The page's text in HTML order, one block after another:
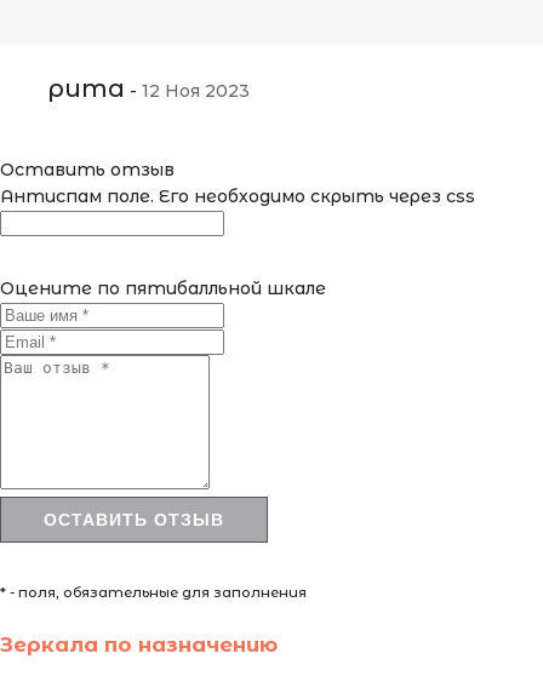
рита - 12 Ноя 2023
Оставить отзыв
Антиспам поле. Его необходимо скрыть через css
Оцените по пятибалльной шкале
* - поля, обязательные для заполнения
Зеркала по назначению